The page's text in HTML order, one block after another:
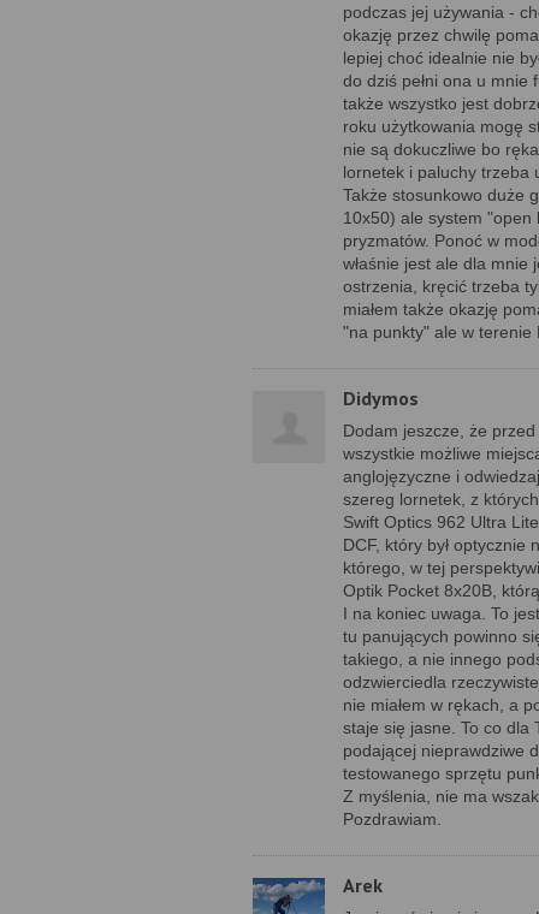
podczas jej używania -
okazję przez chwilę
lepiej choć idealnie nie
do dziś pełni ona u mnie
także wszystko jest
roku użytkowania mogę
nie są dokuczliwe bo
lornetek i paluchy trzeba
Także stosunkowo duże
10x50) ale system "open
pryzmatów. Ponoć w
właśnie jest ale dla mnie
ostrzenia, kręcić trzeba
miałem także okazję
"na punkty" ale w terenie
Didymos
Dodam jeszcze, że
wszystkie możliwe
anglojęzyczne i
szereg lornetek, z
Swift Optics 962 Ultra
DCF, który był optycznie
którego, w tej
Optik Pocket 8x20B,
I na koniec uwaga. To
tu panujących powinno
takiego, a nie innego
odzwierciedla
nie miałem w rękach, a
staje się jasne. To co dla
podającej nieprawdziwe
testowanego sprzętu
Z myślenia, nie ma
Pozdrawiam.
Arek